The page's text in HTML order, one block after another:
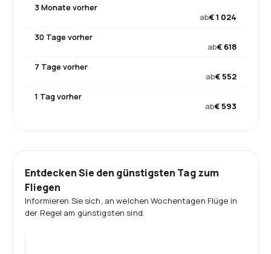
3 Monate vorher
ab€ 1 024
30 Tage vorher
ab€ 618
7 Tage vorher
ab€ 552
1 Tag vorher
ab€ 593
Entdecken Sie den günstigsten Tag zum
Fliegen
Informieren Sie sich, an welchen Wochentagen Flüge in
der Regel am günstigsten sind.